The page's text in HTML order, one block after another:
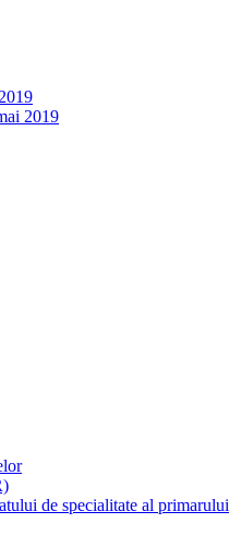
2019
de specialitate al primarului